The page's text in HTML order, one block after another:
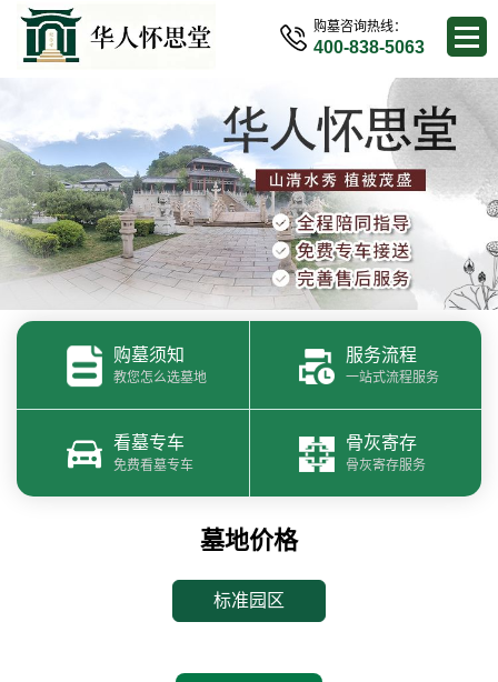
购墓咨询热线：
400-838-5063
购墓须知
教您怎么选墓地
服务流程
一站式流程服务
看墓专车
免费看墓专车
骨灰寄存
骨灰寄存服务
墓地价格
标准园区